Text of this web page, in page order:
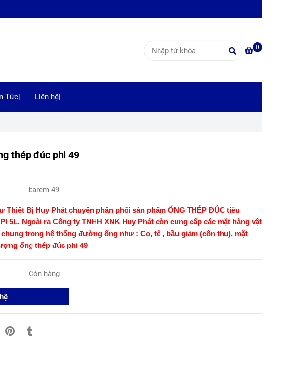
0
Tức| Liên hệ|
thép đúc phi 49
barem 49
Thiết Bị Huy Phát chuyên phân phối sản phẩm ỐNG THÉP ĐÚC tiêu
5L. Ngoài ra Công ty TNHH XNK Huy Phát còn cung cấp các mặt hàng vật
trong hệ thống đường ống như : Co, tê , bầu giảm (côn thu), mặt
ống thép đúc phi 49
Còn hàng